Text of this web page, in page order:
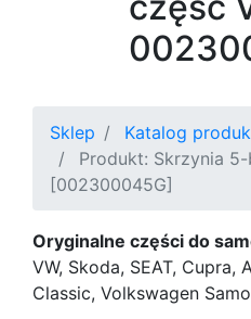
Sklep
Katalog
Produkt: Skrzynia
[002300045G]
Oryginalne części do
VW, Skoda, SEAT, Cupra,
Classic, Volkswagen